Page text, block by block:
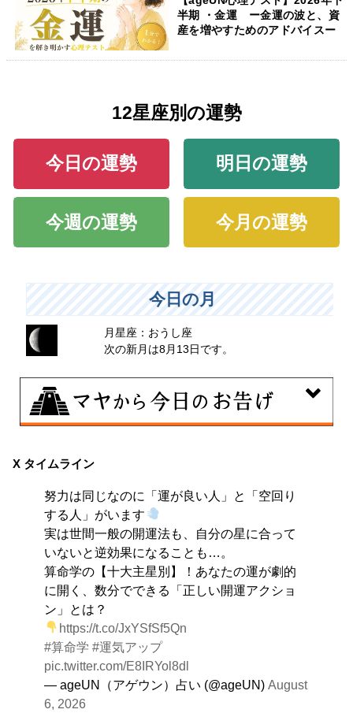
半期 ・金運 ー金運の波と、資
産を増やすためのアドバイスー
12星座別の運勢
今日の運勢 明日の運勢
今週の運勢 今月の運勢
今日の月
月星座：おうし座
次の新月は8月13日です。
伝統や歴史的な過去のやり方・道筋を踏襲する日。あな
を。
X タイムライン
努力は同じなのに「運が良い人」と「空回り
する人」がいます
実は世間一般の開運法も、自分の星に合って
いないと逆効果になることも…。
算命学の【十大主星別】！あなたの運が劇的
に開く、数分でできる「正しい開運アクショ
ン」とは？
https://t.co/JxYSfSf5Qn
#算命学 #運気アップ
pic.twitter.com/E8IRYol8dl
— ageUN（アゲウン）占い (@ageUN)August
6, 2026